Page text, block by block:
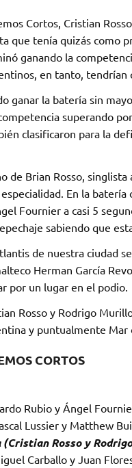
Cortos, Cristian
que tenía quizás como
ganando la
en tanto,
ganar la batería sin
superando
clasificaron para la
de Brian Rosso,
En la
Fournier a casi 5
sabiendo que
de nuestra ciudad
Herman García
por un lugar en el podio.
Rosso y Rodrigo
y puntualmente
CORTOS
Rubio y Ángel
Lussier y Matthew
(Cristian Rosso y
Carballo y Juan